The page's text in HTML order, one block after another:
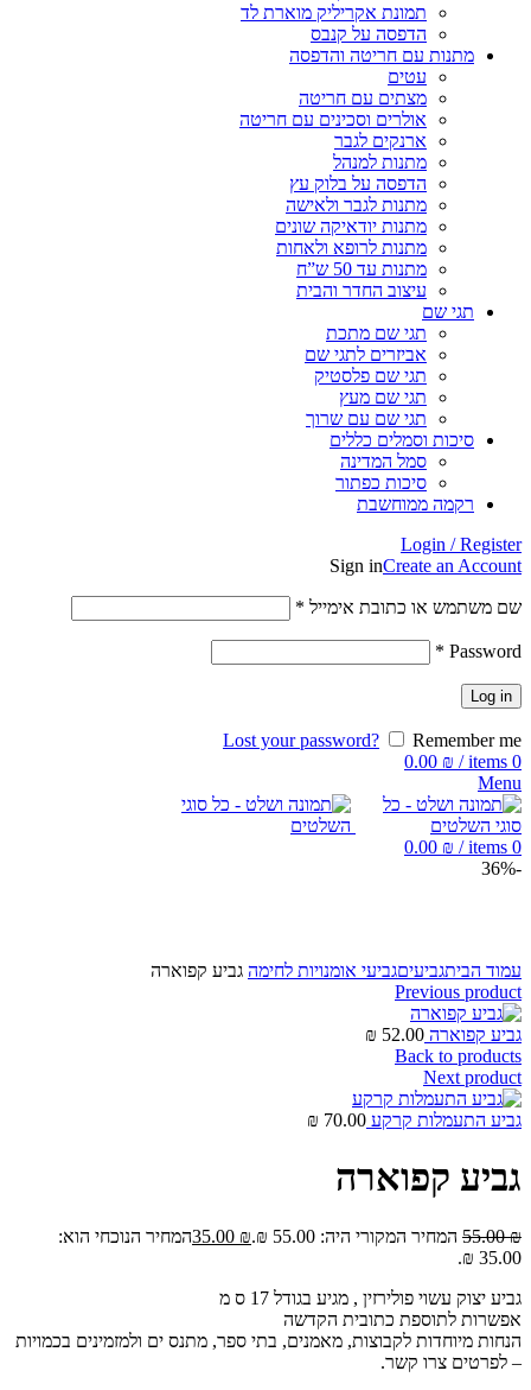
תמונת אקריליק מוארת לד
הדפסה על קנבס
מתנות עם חריטה והדפסה
עטים
מצתים עם חריטה
אולרים וסכינים עם חריטה
ארנקים לגבר
מתנות למנהל
הדפסה על בלוק עץ
מתנות לגבר ולאישה
מתנות יודאיקה שונים
מתנות לרופא ולאחות
מתנות עד 50 ש”ח
עיצוב החדר והבית
תגי שם
תגי שם מתכת
אביזרים לתגי שם
תגי שם פלסטיק
תגי שם מעץ
תגי שם עם שרוך
סיכות וסמלים כללים
סמל המדינה
סיכות כפתור
רקמה ממוחשבת
Login / Register
Sign inCreate an Account
שם משתמש או כתובת אימייל *
Password
*
Log in
Lost your password?
Remember me
0
items
/
0.00 ₪
Menu
0
items
/
0.00 ₪
-36%
עמוד הביתגביעיםגביעי אומנויות לחימה גביע קפוארה
Previous product
גביע קפוארה 52.00
₪
Back to products
Next product
גביע התעמלות קרקע 70.00
₪
גביע קפוארה
55.00₪ המחיר המקורי היה: 55.00 ₪. 35.00 ₪
המחיר הנוכחי הוא:
35.00 ₪.
גביע יצוק עשוי פולירזין , מגיע בגודל 17 ס מ
אפשרות לתוספת כתובית הקדשה
הנחות מיוחדות לקבוצות, מאמנים, בתי ספר, מתנס ים ולמזמינים בכמויות
– לפרטים צרו קשר.